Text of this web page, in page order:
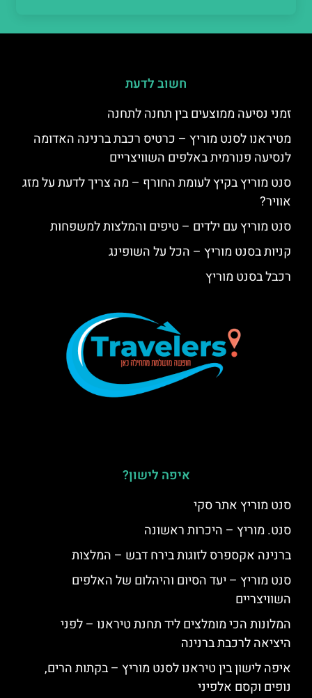
חשוב לדעת
זמני נסיעה ממוצעים בין תחנה לתחנה
מטיראנו לסנט מוריץ – כרטיס רכבת ברנינה האדומה
לנסיעה פנורמית באלפים השוויצריים
סנט מוריץ בקיץ לעומת החורף – מה צריך לדעת על מזג
אוויר?
סנט מוריץ עם ילדים – טיפים והמלצות למשפחות
קניות בסנט מוריץ – הכל על השופינג
רכבל בסנט מוריץ
איפה לישון?
סנט מוריץ אתר סקי
סנט. מוריץ – היכרות ראשונה
ברנינה אקספרס לזוגות בירח דבש – המלצות
סנט מוריץ – יעד הסיום והיהלום של האלפים
השוויצריים
המלונות הכי מומלצים ליד תחנת טיראנו – לפני
היציאה לרכבת ברנינה
איפה לישון בין טיראנו לסנט מוריץ – בקתות הרים,
נופים וקסם אלפיני